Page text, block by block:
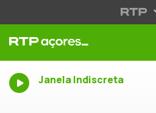
Janela Indiscreta